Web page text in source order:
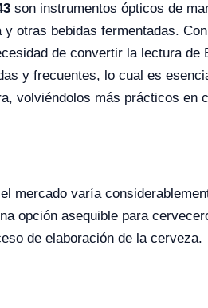
son instrumentos ópticos de
otras bebidas fermentadas.
de convertir la lectura
y frecuentes, lo cual es
volviéndolos más prácticos en
mercado varía
opción asequible para
de elaboración de la cerveza.